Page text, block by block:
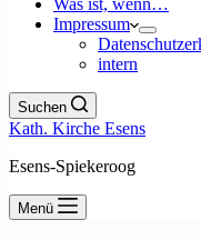
Was ist, wenn…
Impressum
intern
Suchen
Kath. Kirche Esens
Esens-Spiekeroog
Menü